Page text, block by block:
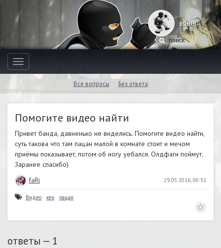
войти
Toggle
navigation
Все вопросы Без ответа
Помогите видео найти
Привет банда, давненько не виделись. Помогите видео найти,
суть такова что там пацан малой в комнате стоит и мечом
приёмы показывает, потом об ногу уебался. Олдфаги поймут.
Заранее спасибо)
faRi
29.05.2016, 00:31
Видео кек пацан
ответы — 1